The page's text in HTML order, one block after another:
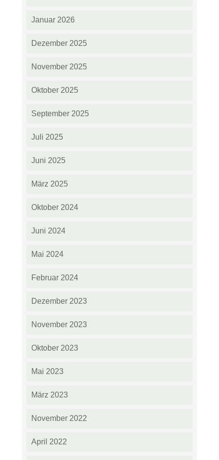
Januar 2026
Dezember 2025
November 2025
Oktober 2025
September 2025
Juli 2025
Juni 2025
März 2025
Oktober 2024
Juni 2024
Mai 2024
Februar 2024
Dezember 2023
November 2023
Oktober 2023
Mai 2023
März 2023
November 2022
April 2022